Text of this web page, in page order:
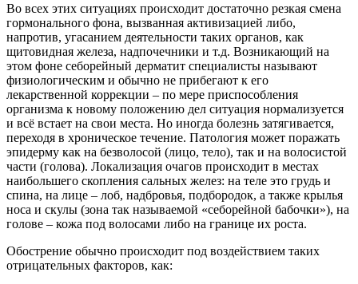
Во всех этих ситуациях происходит достаточно резкая смена
гормонального фона, вызванная активизацией либо,
напротив, угасанием деятельности таких органов, как
щитовидная железа, надпочечники и т.д. Возникающий на
этом фоне себорейный дерматит специалисты называют
физиологическим и обычно не прибегают к его
лекарственной коррекции – по мере приспособления
организма к новому положению дел ситуация нормализуется
и всё встает на свои места. Но иногда болезнь затягивается,
переходя в хроническое течение. Патология может поражать
эпидерму как на безволосой (лицо, тело), так и на волосистой
части (голова). Локализация очагов происходит в местах
наибольшего скопления сальных желез: на теле это грудь и
спина, на лице – лоб, надбровья, подбородок, а также крылья
носа и скулы (зона так называемой «себорейной бабочки»), на
голове – кожа под волосами либо на границе их роста.
Обострение обычно происходит под воздействием таких
отрицательных факторов, как: